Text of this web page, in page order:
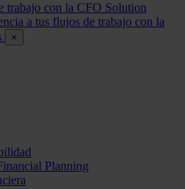
trabajo con la CFO Solution
a tus flujos de trabajo con la
×
Planning